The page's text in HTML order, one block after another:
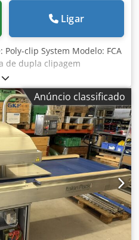
Ligar
Poly-clip System Modelo: FCA
de dupla clipagem
ciclos por minuto (modo
– 160 mm Compatibilidade
de colagénio (até 90 mm),
mm) e enchimentos de
Ajzq T Exocyoa Extensão
moldados) Comprimento
Até 1.800 mm Características
automática, a máquina
moldados
do laço no lado
Produção industrial de
fiambre e produtos
Anúncio classificado